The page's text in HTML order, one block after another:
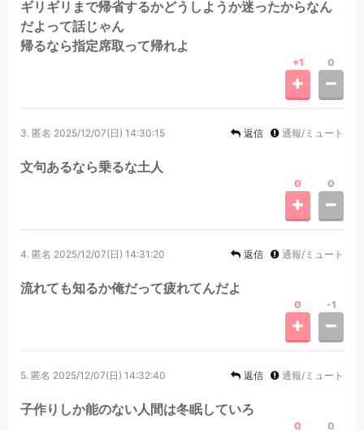
ギリギリまで帰省するかどうしようか迷ったからなん
だよって話じゃん
帰るなら指定席取って帰れよ
+1 0
3. 匿名 2025/12/07(日) 14:30:15 返信 通報/ミュート
文句あるなら乗るな土人
0 0
4. 匿名 2025/12/07(日) 14:31:20 返信 通報/ミュート
流れても知るか俺だって疲れてんだよ
0 -1
5. 匿名 2025/12/07(日) 14:32:40 返信 通報/ミュート
子作りしか能のない人間は冬眠していろ
0 0